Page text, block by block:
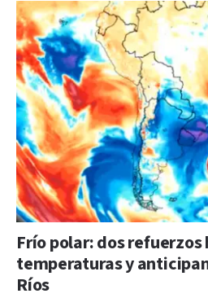
Frío polar: dos refuerzos
temperaturas y
Ríos